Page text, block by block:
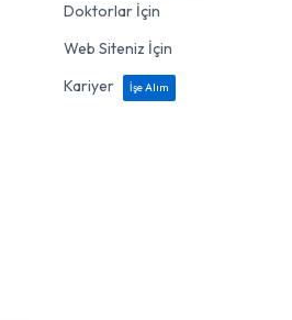
Doktorlar İçin
Web Siteniz İçin
Kariyer
İşe Alım